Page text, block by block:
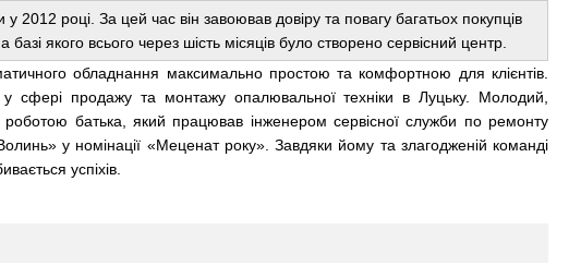
році. За цей час він завоював довіру та повагу багатьох покупців
якого всього через шість місяців було створено сервісний центр.
обладнання максимально простою та комфортною для клієнтів.
сфері продажу та монтажу опалювальної техніки в Луцьку. Молодий,
роботою батька, який працював інженером сервісної служби по ремонту
у номінації «Меценат року». Завдяки йому та злагодженій команді
успіхів.